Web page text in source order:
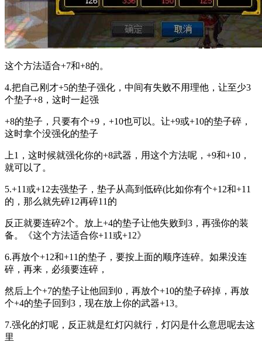
这个方法适合+7和+8的。
4.把自己刚才+5的垫子强化，中间有失败不用理他，让至少3
个垫子+8，这时一起强
+8的垫子，只要有个+9，+10也可以。让+9或+10的垫子碎，
这时拿个没强化的垫子
上1，这时候就强化你的+8武器，用这个方法呢，+9和+10，
就可以了。
5.+11或+12去强垫子，垫子从高到低碎(比如你有个+12和+11
的，那么就先碎12再碎11的
反正就要连碎2个。放上+4的垫子让他失败到3，再强你的装
备。《这个方法适合你+11或+12》
6.再放个+12和+11的垫子，要按上面的顺序连碎。如果没连
碎，再来，必须要连碎，
然后上个+7的垫子让他回到0，再放个+10的垫子碎掉，再放
个+4的垫子回到3，现在放上你的武器+13。
7.强化的灯呢，反正就是红灯闪就行，灯闪是什么意思呢去这
里